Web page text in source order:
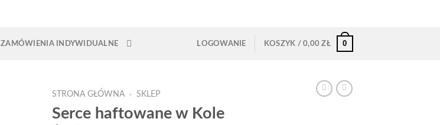
ZAMÓWIENIA INDYWIDUALNE LOGOWANIE KOSZYK /0,00ZŁ 0
STRONA GŁÓWNA » SKLEP
Serce haftowane w Kole